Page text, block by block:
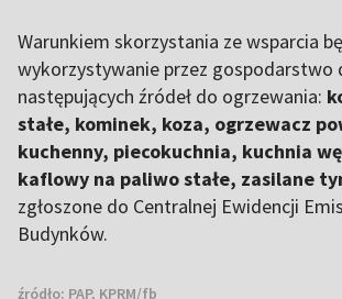
Warunkiem skorzystania ze wsparcia
wykorzystywanie przez gospodarstwo
następujących źródeł do ogrzewania:
stałe, kominek, koza, ogrzewacz
kuchenny, piecokuchnia, kuchnia
kaflowy na paliwo stałe, zasilane
zgłoszone do Centralnej Ewidencji
Budynków.
źródło: PAP, KPRM/fb